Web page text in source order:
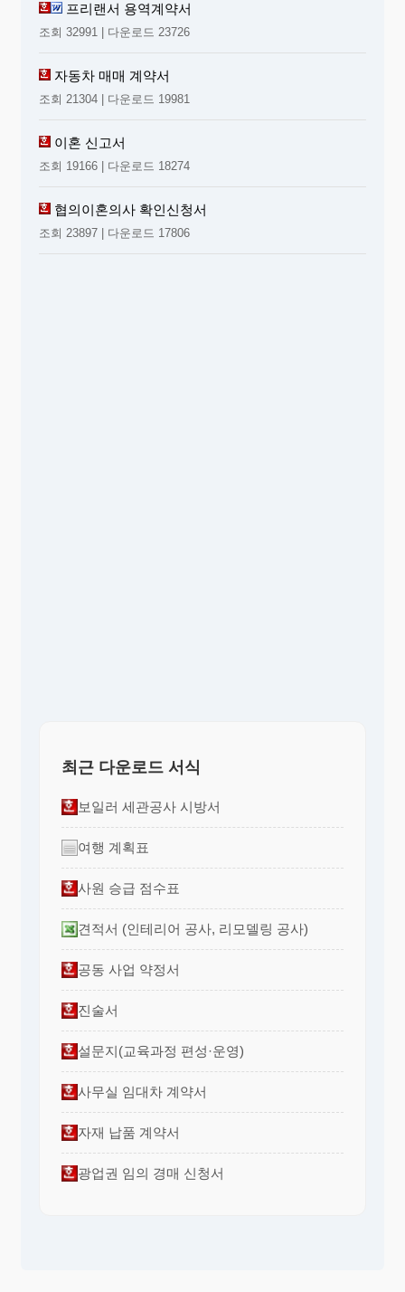
프리랜서 용역계약서
조회 32991 | 다운로드 23726
자동차 매매 계약서
조회 21304 | 다운로드 19981
이혼 신고서
조회 19166 | 다운로드 18274
협의이혼의사 확인신청서
조회 23897 | 다운로드 17806
최근 다운로드 서식
보일러 세관공사 시방서
여행 계획표
사원 승급 점수표
견적서 (인테리어 공사, 리모델링 공사)
공동 사업 약정서
진술서
설문지(교육과정 편성·운영)
사무실 임대차 계약서
자재 납품 계약서
광업권 임의 경매 신청서